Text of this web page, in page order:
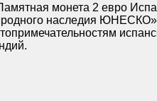
монета 2 евро
наследия